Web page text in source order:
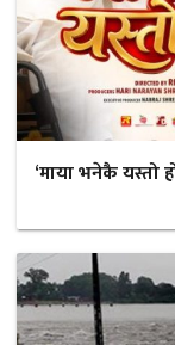
‘माया भनेकै यस्तो